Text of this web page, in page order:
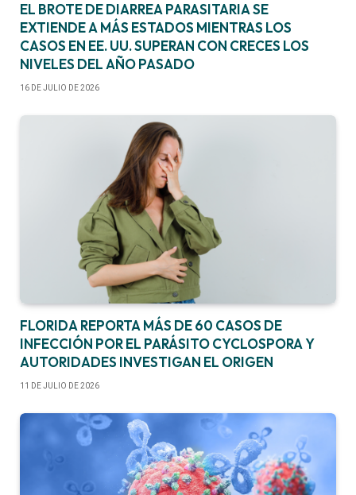
EL BROTE DE DIARREA PARASITARIA SE
EXTIENDE A MÁS ESTADOS MIENTRAS LOS
CASOS EN EE. UU. SUPERAN CON CRECES LOS
NIVELES DEL AÑO PASADO
16 DE JULIO DE 2026
FLORIDA REPORTA MÁS DE 60 CASOS DE
INFECCIÓN POR EL PARÁSITO CYCLOSPORA Y
AUTORIDADES INVESTIGAN EL ORIGEN
11 DE JULIO DE 2026